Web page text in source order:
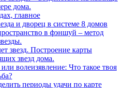
дома.
главное
и дворец в системе 8 домов
в фэншуй – метод
звезд. Построение карты
звезд дома.
волеизявление: Что такое твоя
периоды удачи по карте